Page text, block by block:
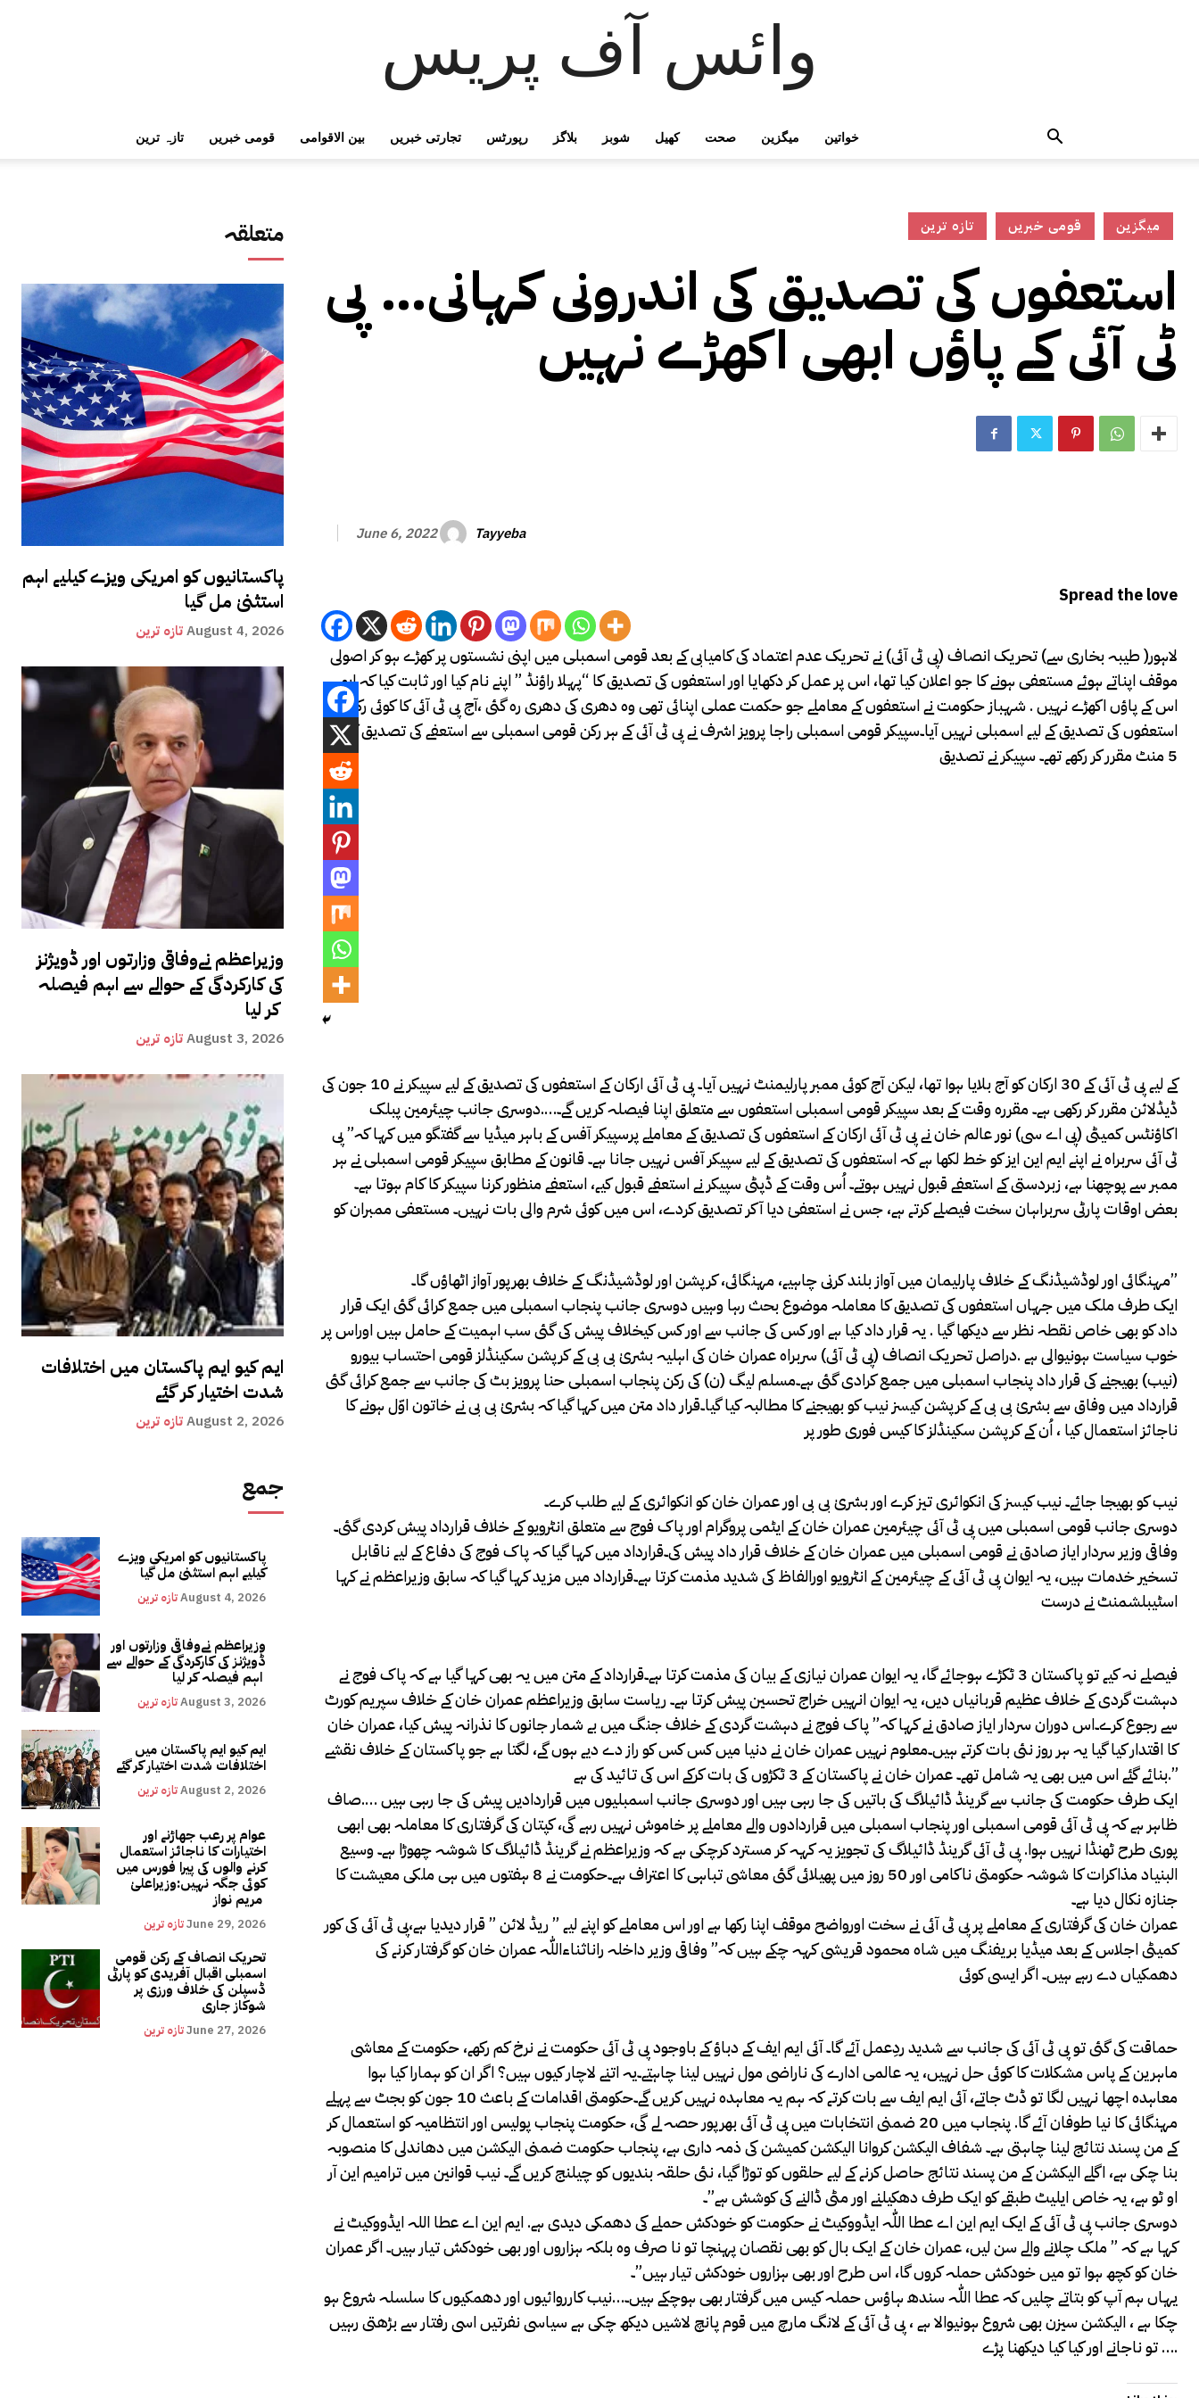
وائس آف پریس
تازہ ترین قومی خبریں بین الاقوامی تجارتی خبریں رپورٹس بلاگز شوبز کھیل صحت میگزین خواتین
متعلقہ
پاکستانیوں کو امریکی ویزے کیلیے اہم
استثنیٰ مل گیا
تازہ ترینAugust 4, 2026
وزیراعظم نےوفاقی وزارتوں اور ڈویژنز
کی کارکردگی کے حوالے سے اہم فیصلہ
کر لیا
تازہ ترینAugust 3, 2026
ایم کیو ایم پاکستان میں اختلافات
شدت اختیار کر گئے
تازہ ترینAugust 2, 2026
جمع
پاکستانیوں کو امریکی ویزے
کیلیے اہم استثنیٰ مل گیا
تازہ ترینAugust 4, 2026
وزیراعظم نےوفاقی وزارتوں اور
ڈویژنز کی کارکردگی کے حوالے سے
تازہ ترینAugust 3, 2026
ایم کیو ایم پاکستان میں
اختلافات شدت اختیار کر گئے
تازہ ترینAugust 2, 2026
عوام پر رعب جھاڑنے اور
اختیارات کا ناجائز استعمال
کرنے والوں کی پیرا فورس میں
کوئی جگہ نہیں:وزیراعلیٰ
تازہ ترینJune 29, 2026
تحریک انصاف کے رکن قومی
اسمبلی اقبال آفریدی کو پارٹی
ڈسپلن کی خلاف ورزی پر
شوکاز جاری
تازہ ترینJune 27, 2026
تازہ ترین قومی خبریں میگزین
استعفوں کی تصدیق کی اندرونی کہانی… پی
ٹی آئی کے پاؤں ابھی اکھڑے نہیں
June 6, 2022 Tayyeba
Spread the love
لاہور( طیبہ بخاری سے) تحریک انصاف (پی ٹی آئی) نے تحریک عدم اعتماد کی کامیابی کے بعد قومی اسمبلی میں اپنی نشستوں پر کھڑے ہو کر اصولی
موقف اپناتے ہوئے مستعفی ہونے کا جو اعلان کیا تھا، اس پر عمل کر دکھایا اور استعفوں کی تصدیق کا “پہلا راؤنڈ ” اپنے نام کیا اور ثابت کیا کہ ابھی
اس کے پاؤں اکھڑے نہیں . شہباز حکومت نے استعفوں کے معاملے جو حکمت عملی اپنائی تھی وہ دھری کی دھری رہ گئی ،آج پی ٹی آئی کا کوئی رکن
استعفوں کی تصدیق کے لیے اسمبلی نہیں آیا۔سپیکر قومی اسمبلی راجا پرویز اشرف نے پی ٹی آئی کے ہر رکن قومی اسمبلی سے استعفے کی تصدیق کے لیے
5 منٹ مقرر کر رکھے تھے۔ سپیکر نے تصدیق
کے لیے پی ٹی آئی کے 30 ارکان کو آج بلایا ہوا تھا، لیکن آج کوئی ممبر پارلیمنٹ نہیں آیا۔ پی ٹی آئی ارکان کے استعفوں کی تصدیق کے لیے سپیکر نے 10 جون کی
ڈیڈلائن مقرر کر رکھی ہے۔ مقررہ وقت کے بعد سپیکر قومی اسمبلی استعفوں سے متعلق اپنا فیصلہ کریں گے۔….دوسری جانب چیئرمین پبلک
اکاؤنٹس کمیٹی (پی اے سی) نور عالم خان نے پی ٹی آئی ارکان کے استعفوں کی تصدیق کے معاملے پرسپیکر آفس کے باہر میڈیا سے گفتگو میں کہا کہ” پی
ٹی آئی سربراہ نے اپنے ایم این ایز کو خط لکھا ہے کہ استعفوں کی تصدیق کے لیے سپیکر آفس نہیں جانا ہے۔ قانون کے مطابق سپیکر قومی اسمبلی نے ہر
ممبر سے پوچھنا ہے، زبردستی کے استعفے قبول نہیں ہوتے۔ اُس وقت کے ڈپٹی سپیکر نے استعفے قبول کیے، استعفے منظور کرنا سپیکر کا کام ہوتا ہے۔
بعض اوقات پارٹی سربراہان سخت فیصلے کرتے ہے، جس نے استعفیٰ دیا آکر تصدیق کردے، اس میں کوئی شرم والی بات نہیں۔ مستعفی ممبران کو
مہنگائی اور لوڈشیڈنگ کے خلاف پارلیمان میں آواز بلند کرنی چاہیے، مہنگائی، کرپشن اور لوڈشیڈنگ کے خلاف بھرپور آواز اٹھاؤں گا۔”
ایک طرف ملک میں جہاں استعفوں کی تصدیق کا معاملہ موضوع بحث رہا وہیں دوسری جانب پنجاب اسمبلی میں جمع کرائی گئی ایک قرار
داد کو بھی خاص نقطہ نظر سے دیکھا گیا . یہ قرار داد کیا ہے اور کس کی جانب سے اور کس کیخلاف پیش کی گئی سب اہمیت کے حامل ہیں اوراس پر
خوب سیاست ہونیوالی ہے .دراصل تحریک انصاف (پی ٹی آئی) سربراہ عمران خان کی اہلیہ بشریٰ بی بی کے کرپشن سکینڈلز قومی احتساب بیورو
(نیب) بھیجنے کی قرار داد پنجاب اسمبلی میں جمع کرادی گئی ہے۔مسلم لیگ (ن) کی رکن پنجاب اسمبلی حنا پرویز بٹ کی جانب سے جمع کرائی گئی
قرارداد میں وفاق سے بشریٰ بی بی کے کرپشن کیسز نیب کو بھیجنے کا مطالبہ کیا گیا۔قرار داد متن میں کہا گیا کہ بشریٰ بی بی نے خاتون اوّل ہونے کا
ناجائز استعمال کیا ، اُن کے کرپشن سکینڈلز کا کیس فوری طور پر
نیب کو بھیجا جائے۔ نیب کیسز کی انکوائری تیز کرے اور بشریٰ بی بی اور عمران خان کو انکوائری کے لیے طلب کرے۔
دوسری جانب قومی اسمبلی میں پی ٹی آئی چیئرمین عمران خان کے ایٹمی پروگرام اور پاک فوج سے متعلق انٹرویو کے خلاف قرارداد پیش کردی گئی۔
وفاقی وزیر سردار ایاز صادق نے قومی اسمبلی میں عمران خان کے خلاف قرار داد پیش کی۔قرارداد میں کہا گیا کہ پاک فوج کی دفاع کے لیے ناقابل
تسخیر خدمات ہیں، یہ ایوان پی ٹی آئی کے چیئرمین کے انٹرویو اورالفاظ کی شدید مذمت کرتا ہے۔قرارداد میں مزید کہا گیا کہ سابق وزیراعظم نے کہا
اسٹیبلشمنٹ نے درست
فیصلے نہ کیے تو پاکستان 3 ٹکڑے ہوجائے گا، یہ ایوان عمران نیازی کے بیان کی مذمت کرتا ہے۔قرارداد کے متن میں یہ بھی کہا گیا ہے کہ پاک فوج نے
دہشت گردی کے خلاف عظیم قربانیاں دیں، یہ ایوان انہیں خراج تحسین پیش کرتا ہے۔ ریاست سابق وزیراعظم عمران خان کے خلاف سپریم کورٹ
سے رجوع کرے۔اس دوران سردار ایاز صادق نے کہا کہ” پاک فوج نے دہشت گردی کے خلاف جنگ میں بے شمار جانوں کا نذرانہ پیش کیا، عمران خان
کا اقتدار کیا گیا یہ ہر روز نئی بات کرتے ہیں۔معلوم نہیں عمران خان نے دنیا میں کس کس کو راز دے دیے ہوں گے، لگتا ہے جو پاکستان کے خلاف نقشے
بنائے گئے اس میں بھی یہ شامل تھے۔ عمران خان نے پاکستان کے 3 ٹکڑوں کی بات کرکے اس کی تائید کی ہے.”
ایک طرف حکومت کی جانب سے گرینڈ ڈائیلاگ کی باتیں کی جا رہی ہیں اور دوسری جانب اسمبلیوں میں قراردادیں پیش کی جا رہی ہیں ….صاف
ظاہر ہے کہ پی ٹی آئی قومی اسمبلی اور پنجاب اسمبلی میں قراردادوں والے معاملے پر خاموش نہیں رہے گی، کپتان کی گرفتاری کا معاملہ بھی ابھی
پوری طرح ٹھنڈا نہیں ہوا. پی ٹی آئی گرینڈ ڈائیلاگ کی تجویز یہ کہہ کر مسترد کرچکی ہے کہ وزیراعظم نے گرینڈ ڈائیلاگ کا شوشہ چھوڑا ہے۔ وسیع
البنیاد مذاکرات کا شوشہ حکومتی ناکامی اور 50 روز میں پھیلائی گئی معاشی تباہی کا اعتراف ہے۔حکومت نے 8 ہفتوں میں ہی ملکی معیشت کا
جنازہ نکال دیا ہے۔
عمران خان کی گرفتاری کے معاملے پر پی ٹی آئی نے سخت اورواضح موقف اپنا رکھا ہے اور اس معاملے کو اپنے لیے ” ریڈ لائن ” قرار دیدیا ہے،پی ٹی آئی کی کور
کمیٹی اجلاس کے بعد میڈیا بریفنگ میں شاہ محمود قریشی کہہ چکے ہیں کہ” وفاقی وزیر داخلہ راناثناءاللّٰہ عمران خان کو گرفتار کرنے کی
دھمکیاں دے رہے ہیں۔ اگر ایسی کوئی
حماقت کی گئی تو پی ٹی آئی کی جانب سے شدید ردِعمل آئے گا۔ آئی ایم ایف کے دباؤ کے باوجود پی ٹی آئی حکومت نے نرخ کم رکھے، حکومت کے معاشی
ماہرین کے پاس مشکلات کا کوئی حل نہیں، یہ عالمی ادارے کی ناراضی مول نہیں لینا چاہتے۔یہ اتنے لاچار کیوں ہیں؟ اگر ان کو ہمارا کیا ہوا
معاہدہ اچھا نہیں لگا تو ڈٹ جاتے، آئی ایم ایف سے بات کرتے کہ ہم یہ معاہدہ نہیں کریں گے۔حکومتی اقدامات کے باعث 10 جون کو بجٹ سے پہلے
مہنگائی کا نیا طوفان آئے گا. پنجاب میں 20 ضمنی انتخابات میں پی ٹی آئی بھرپور حصہ لے گی، حکومت پنجاب پولیس اور انتظامیہ کو استعمال کر
کے من پسند نتائج لینا چاہتی ہے۔ شفاف الیکشن کروانا الیکشن کمیشن کی ذمہ داری ہے، پنجاب حکومت ضمنی الیکشن میں دھاندلی کا منصوبہ
بنا چکی ہے، اگلے الیکشن کے من پسند نتائج حاصل کرنے کے لیے حلقوں کو توڑا گیا، نئی حلقہ بندیوں کو چیلنج کریں گے۔ نیب قوانین میں ترامیم این آر
او ٹو ہے، یہ خاص ایلیٹ طبقے کو ایک طرف دھکیلنے اور مٹی ڈالنے کی کوشش ہے”۔
دوسری جانب پی ٹی آئی کے ایک ایم این اے عطا اللّٰہ ایڈووکیٹ نے حکومت کو خودکش حملے کی دھمکی دیدی ہے. ایم این اے عطا اللہ ایڈووکیٹ نے
کہا ہے کہ ” ملک چلانے والے سن لیں، عمران خان کے ایک بال کو بھی نقصان پہنچا تو نا صرف وہ بلکہ ہزاروں اور بھی خودکش تیار ہیں۔ اگر عمران
خان کو کچھ ہوا تو میں خودکش حملہ کروں گا، اس طرح اور بھی ہزاروں خودکش تیار ہیں”۔
یہاں ہم آپ کو بتاتے چلیں کہ عطا اللّٰہ سندھ ہاؤس حملہ کیس میں گرفتار بھی ہوچکے ہیں۔…نیب کارروائیوں اور دھمکیوں کا سلسلہ شروع ہو
چکا ہے ، الیکشن سیزن بھی شروع ہونیوالا ہے ، پی ٹی آئی کے لانگ مارچ میں قوم پانچ لاشیں دیکھ چکی ہے سیاسی نفرتیں اسی رفتار سے بڑھتی رہیں
تو ناجانے اور کیا کیا دیکھنا پڑے ….